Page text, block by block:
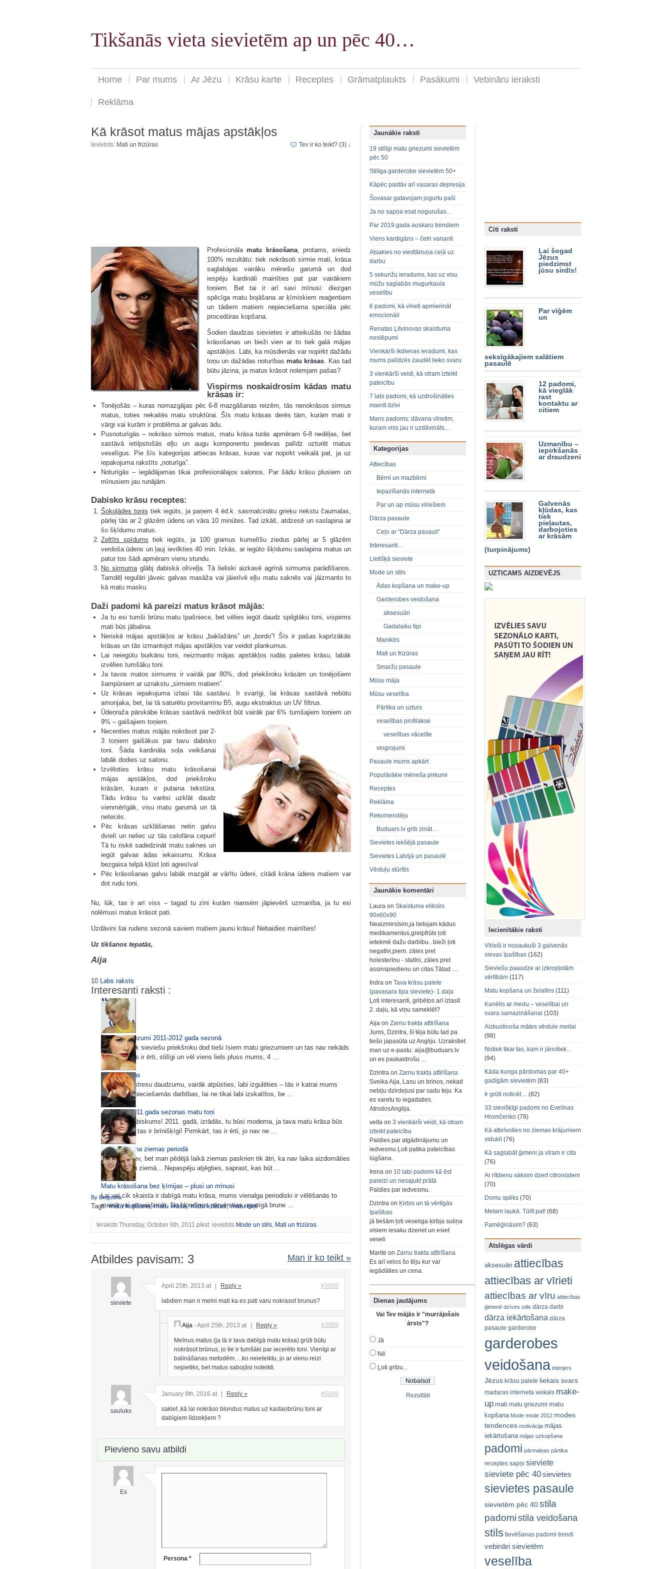
Tikšanās vieta sievietēm ap un pēc 40…
Home Par mums Ar Jēzu Krāsu karte Receptes Grāmatplaukts Pasākumi Vebināru ieraksti
Reklāma
Kā krāsot matus mājas apstākļos
Ievietots: Mati un frizūras Tev ir ko teikt? (3) ↓
Profesionālamatu krāsošana, protams, sniedz
100% rezultātu: tiek nokrāsoti sirmie mati, krāsa
saglabājas vairāku mēnešu garumā un dod
iespēju kardināli mainīties pat par vairākiem
toņiem. Bet tai ir arī savi mīnusi: diezgan
spēcīga matu bojāšana ar ķīmiskiem reaģentiem
un tādiem matiem nepieciešama speciāla pēc
procedūras kopšana.
Šodien daudzas sievietes ir atteikušās no šādas
krāsošanas un bieži vien ar to tiek galā mājas
apstākļos. Labi, ka mūsdienās var nopirkt dažādu
toņu un dažādas noturībasmatu krāsas. Kas tad
būtu jāzina, ja matus krāsot nolemjam pašas?
Vispirms noskaidrosim kādas matu
krāsas ir:
Tonējošās – kuras nomazgājas pēc 6-8 mazgāšanas reizēm, tās nenokrāsos sirmus
matus, toties nekaitēs matu struktūrai. Šīs matu krāsas derēs tām, kurām mati ir
vārgi vai kurām ir problēma ar galvas ādu.
Pusnoturīgās – nokrāso sirmos matus, matu krāsa turās apmēram 6-8 nedēļas, bet
sastāvā ietilpstošās eļļu un augu komponentu piedevas palīdz uzturēt matus
veselīgus. Pie šīs kategorijas attiecas krāsas, kuras var nopirkt veikalā pat, ja uz
iepakojuma rakstīts „noturīga”.
Noturīgās – iegādājamas tikai profesionālajos salonos. Par šādu krāsu plusiem un
mīnusiem jau runājām.
Dabisko krāsu receptes:
Šokolādes tonis tiek iegūts, ja paņem 4 ēd.k. sasmalcinātu grieķu riekstu čaumalas,
pārlej tās ar 2 glāzēm ūdens un vāra 10 minūtes. Tad izkāš, atdzesē un saslapina ar
šo šķīdumu matus.
Zeltīts spīdums tiek iegūts, ja 100 gramus kumelīšu ziedus pārlej ar 5 glāzēm
verdoša ūdens un ļauj ievilkties 40 min. Izkās, ar iegūto šķīdumu saslapina matus un
patur tos šādi apmēram vienu stundu.
No sirmumaglābj dabiskā olīveļļa. Tā lieliski aizkavē agrīnā sirmuma parādīšanos.
Tamdēļ regulāri jāveic galvas masāža vai jāierīvē eļļu matu saknēs vai jāizmanto to
kā matu masku.
Daži padomi kā pareizi matus krāsot mājās:
Ja tu esi tumši brūnu matu īpašniece, bet vēlies iegūt daudz spilgtāku toni, vispirms
mati būs jābalina.
Neriskē mājas apstākļos ar krāsu „baklažāns” un „bordo”! Šīs ir pašas kaprīzākās
krāsas un tās izmantojot mājas apstākļos var veidot plankumus.
Lai neiegūtu burkānu toni, neizmanto mājas apstākļos rudās paletes krāsu, labāk
izvēlies tumšāku toni.
Ja tavos matos sirmums ir vairāk par 80%, dod priekšroku krāsām un tonējošiem
šampūniem ar uzrakstu „sirmiem matiem”.
Uz krāsas iepakojuma izlasi tās sastāvu. Ir svarīgi, lai krāsas sastāvā nebūtu
amonjaka, bet, lai tā saturētu provitamīnu B5, augu ekstraktus un UV filtrus.
Ūdeņraža pārskābe krāsas sastāvā nedrīkst būt vairāk par 6% tumšajiem toņiem un
9% – gaišajiem toņiem.
Necenties matus mājās nokrāsot par 2-
3 toņiem gaišākus par tavu dabisko
toni. Šāda kardināla soļa veikšanai
labāk dodies uz salonu.
Izvēloties krāsu matu krāsošanai
mājas apstākļos, dod priekšroku
krāsām, kuram ir putaina tekstūra.
Tādu krāsu tu varēsi uzklāt daudz
vienmērīgāk, visu matu garumā un tā
netecēs.
Pēc krāsas uzklāšanas netin galvu
dvielī un neliec uz tās celofāna cepuri!
Tā tu riskē sadedzināt matu saknes un
iegūt galvas ādas iekaisumu. Krāsa
bezgaisa telpā kļūst ļoti agresīva!
Pēc krāsošanas galvu labāk mazgāt ar vārītu ūdeni, citādi krāna ūdens matiem var
dot rudu toni.
Nu, lūk, tas ir arī viss – tagad tu zini kurām niansēm jāpievērš uzmanība, ja tu esi
nolēmusi matus krāsot pati.
Uzdāvini šai rudens sezonā saviem matiem jaunu krāsu! Nebaidies mainīties!
Uz tikšanos tepatās,
Aija
10 Labs raksts
Interesanti raksti :
Īsi matu griezumi 2011-2012 gada sezonā
Arvien vairāk sieviešu priekšroku dod tieši īsiem matu griezumiem un tas nav nekāds
brīnums. Tas ir ērti, stilīgi un vēl viens liels pluss mums, 4 ...
Matu maskas
Samazināt stresu daudzumu, vairāk atpūsties, labi izgulēties – tās ir katrai mums
zināmas nepieciešamās darbības, lai ne tikai labi izskatītos, be ...
Modernie 2011.gada sezonas matu toņi
Lai dzīvo dabiskums! 2011. gadā, izrādās, tu būsi moderna, ja tava matu krāsa būs
dabiska. Un tas ir brīnišķīgi! Pirmkārt, tas ir ērti, jo nav ne ...
Matu kopšana ziemas periodā
Nezinu kā tev, bet man pēdējā laikā ziemas paskrien tik ātri, ka nav laika aizdomāties
ko es darīšu ziemā... Nepaspēju atjēgties, saprast, kas būt ...
Matu krāsošana bez ķīmijas – plusi un mīnusi
Lai vai cik skaista ir dabīgā matu krāsa, mums vienalga periodiski ir vēlēšanās to
mainīt vai atsvaidzināt. No blondīnes pārvērsties ugunīgā brune ...
By Blogsdna
Tags:matu kopšana,matu krāsa,matu krāsas,matu toņi
Ieraksts Thursday, October 6th, 2011 plkst. ievietots Mode un stils, Mati un frizūras.
Atbildes pavisam: 3 Man ir ko teikt »
sieviete
April 25th, 2013 at Reply » #3068
labdien man ir melni mati ka es pati varu nokrasot brunus?
Aija - April 25th, 2013 at Reply » #3069
Melnus matus (ja tā ir tava dabīgā matu krāsa) grūti būtu
nokrāsot brūnus, jo tie ir tumšāki par iecerēto toni. Vienīgi ar
balināšanas metodēm….ko neieteiktu, jo ar vienu reizi
nepietiks, bet matus sabojāsi noteikti.
sauluks
January 9th, 2016 at | Reply » #5049
sakiet ,kā lai nokrāso blondus matus uz kastaņbrūnu toni ar
dabīgiem līdzekļiem ?
Pievieno savu atbildi
Es
Persona *
Jaunākie raksti
19 stilīgi matu griezumi sievietēm
pēc 50
Stilīga garderobe sievietēm 50+
Kāpēc pastāv arī vasaras depresija
Šovasar gatavojam jogurtu paši
Ja no sapņa esat nogurušas…
Par 2019.gada auskaru trendiem
Viens kardigāns – četri varianti
Atsakies no viedtālruņa ceļā uz
darbu
5 sekunžu ieradums, kas uz visu
mūžu saglabās mugurkaula
veselību
6 padomi, kā vīrieti apmierināt
emocionāli
Renatas Ļitvinovas skaistuma
noslēpumi
Vienkārši ikdienas ieradumi, kas
mums palīdzēs zaudēt lieko svaru
3 vienkārši veidi, kā otram izteikt
pateicību
7 labi padomi, kā uzdrošināties
mainīt dzīvi
Mans padoms: dāvana vīrietim,
kuram viss jau ir uzdāvināts…
Kategorijas
Attiecības
Bērni un mazbērni
Iepazīšanās internetā
Par un ap mūsu vīriešiem
Dārza pasaule
Ceļo ar "Dārza pasauli"
Interesanti…
Lietišķā sieviete
Mode un stils
Ādas kopšana un make-up
Garderobes veidošana
aksesuāri
Gadalaiku tipi
Manikīrs
Mati un frizūras
Smaržu pasaule
Mūsu māja
Mūsu veselība
Pārtika un uzturs
veselības profilakse
veselības vācelīte
vingrojumi
Pasaule mums apkārt
Populārākie mēneša pirkumi
Receptes
Reklāma
Rekomendēju
Buduars.lv grib zināt…
Sievietes iekšējā pasaule
Sievietes Latvijā un pasaulē
Vēstuļu stūrītis
Jaunākie komentāri
Laura on Skaistuma eliksīrs
90x60x90
Neaizmirsīsim,ja lietojam kādus
medikamentus,greipfrūts ļoti
ietekmē dažu darbību...bieži ļoti
negatīvi,piem. zāles pret
holesterīnu - statīni, zāles pret
assinspiedienu un citas.Tātad …
Indra on Tava krāsu palete
(pavasara tipa sieviete)- 1.daļa
Ļoti interesanti, gribētos arī izlasīt
2. daļu, kā viņu sameklēt?
Aija on Zarnu trakta attīrīšana
Jums, Dzintra, šī tēja būtu tad pa
tiešo japasūta uz Angliju. Uzrakstiet
man uz e-pastu: aija@buduars.lv
un es paskaidrošu …
Dzintra on Zarnu trakta attīrīšana
Sveika Aija, Lasu un brinos, nekad
nebiju dzirdejusi par sadu teju. Ka
es varetu to iegadaties.
AtrodosAnglija.
velta on 3 vienkārši veidi, kā otram
izteikt pateicību
Paldies par atgādinājumu un
iedvesmu.Ļoti patika pateicības
lūgšana.
Irena on 10 labi padomi kā ēst
pareizi un nesajukt prātā
Paldies par iedvesmu.
Dzintra on Ķirbis un tā vērtīgās
īpašības
jā tiešām ļoti veseliga ķirbja suliņa
visiem iesaku dzeriet un esiet
veseli
Marite on Zarnu trakta attīrīšana
Es arī velos šo tēju kur var
iegādāties un cena.
Dienas jautājums
Vai Tev mājās ir "murrājošais
ārsts"?
Jā
Nē
Ļoti gribu...
Rezultāti
Citi raksti
Lai šogad
Jēzus
piedzimst
jūsu sirdīs!
Par vīģēm
un
seksīgākajiem salātiem
pasaulē
12 padomi,
kā vieglāk
rast
kontaktu ar
citiem
Uzmanību –
iepirkšanās
ar draudzeni
Galvenās
kļūdas, kas
tiek
pieļautas,
darbojoties
ar krāsām
(turpinājums)
UZTICAMS AIZDEVĒJS
Iecienītākie raksti
Vīrieši ir nosaukuši 3 galvenās
sievas īpašības (162)
Sieviešu paaudze ar izkropļotām
vērtībām (117)
Matu kopšana un želatīns (111)
Kanēlis ar medu – veselībai un
svara samazināšanai (103)
Aizkustinoša mātes vēstule meitai
(98)
Notiek tikai tas, kam ir jānotiek…
(94)
Kāda kunga pārdomas par 40+
gadīgām sievietēm (83)
Ir grūti noticēt… (82)
33 sievišķīgi padomi no Evelīnas
Hromčenko (78)
Kā atbrīvoties no ziemas krājumiem
viduklī(76)
Kā saglabāt ģimeni ja vīram ir cita
(76)
Ar rītdienu sāksim dzert citronūdeni
(70)
Domu spēks (70)
Metam laukā. Tūlīt pat! (68)
Pamēģināsim? (63)
Atslēgas vārdi
aksesuāri attiecības
attiecības ar vīrieti
attiecības ar vīru attiecības
ģimenē dzīves stils dārza darbi
dārza iekārtošana dārza
pasaule garderobe
garderobes
veidošana interjers
Jēzus krāsu palete liekais svars
madaras interneta veikals make-
up mati matu griezumi matu
kopšana Mode mode 2012 modes
tendences motivācija mājas
iekārtošana mājas uzkopšana
padomi pārmaiņas pārtika
receptes sapņi sieviete
sieviete pēc 40sievietes
sievietes pasaule
sievietēm pēc 40stila
padomistila veidošana
stils tievēšanas padomi trendi
vebināri sievietēm
veselība